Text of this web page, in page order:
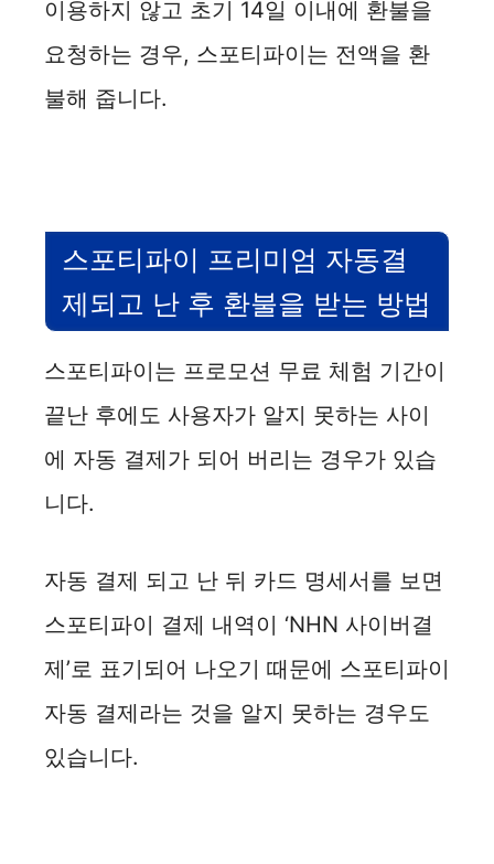
이용하지 않고 초기 14일 이내에 환불을
요청하는 경우, 스포티파이는 전액을 환
불해 줍니다.
스포티파이 프리미엄 자동결
제되고 난 후 환불을 받는 방법
스포티파이는 프로모션 무료 체험 기간이
끝난 후에도 사용자가 알지 못하는 사이
에 자동 결제가 되어 버리는 경우가 있습
니다.
자동 결제 되고 난 뒤 카드 명세서를 보면
스포티파이 결제 내역이 ‘NHN 사이버결
제’로 표기되어 나오기 때문에 스포티파이
자동 결제라는 것을 알지 못하는 경우도
있습니다.